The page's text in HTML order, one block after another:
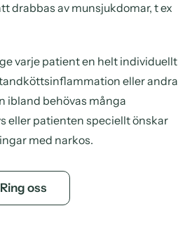
drabbas av munsjukdomar, t ex
varje patient en helt individuellt
eller andra
ibland behövas många
eller patienten speciellt önskar
med narkos.
Ring oss